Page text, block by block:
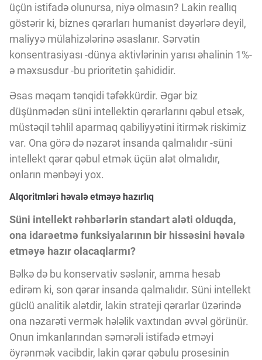
üçün istifadə olunursa, niyə olmasın? Lakin reallıq
göstərir ki, biznes qərarları humanist dəyərlərə deyil,
maliyyə mülahizələrinə əsaslanır. Sərvətin
konsentrasiyası -dünya aktivlərinin yarısı əhalinin 1%-
ə məxsusdur -bu prioritetin şahididir.
Əsas məqam tənqidi təfəkkürdir. Əgər biz
düşünmədən süni intellektin qərarlarını qəbul etsək,
müstəqil təhlil aparmaq qabiliyyətini itirmək riskimiz
var. Ona görə də nəzarət insanda qalmalıdır -süni
intellekt qərar qəbul etmək üçün alət olmalıdır,
onların mənbəyi yox.
Alqoritmləri həvalə etməyə hazırlıq
Süni intellekt rəhbərlərin standart aləti olduqda,
ona idarəetmə funksiyalarının bir hissəsini həvalə
etməyə hazır olacaqlarmı?
Bəlkə də bu konservativ səslənir, amma hesab
edirəm ki, son qərar insanda qalmalıdır. Süni intellekt
güclü analitik alətdir, lakin strateji qərarlar üzərində
ona nəzarəti vermək hələlik vaxtından əvvəl görünür.
Onun imkanlarından səmərəli istifadə etməyi
öyrənmək vacibdir, lakin qərar qəbulu prosesinin